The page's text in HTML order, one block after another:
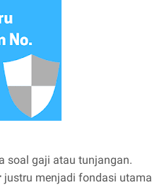
soal gaji atau tunjangan.
justru menjadi fondasi utama